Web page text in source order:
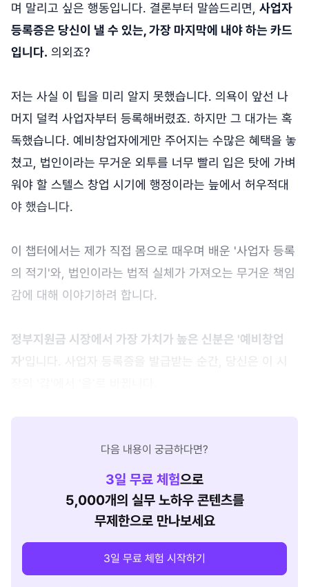
며 말리고 싶은 행동입니다. 결론부터 말씀드리면, 사업자
등록증은 당신이 낼 수 있는, 가장 마지막에 내야 하는 카드
입니다. 의외죠?
저는 사실 이 팁을 미리 알지 못했습니다. 의욕이 앞선 나
머지 덜컥 사업자부터 등록해버렸죠. 하지만 그 대가는 혹
독했습니다. 예비창업자에게만 주어지는 수많은 혜택을 놓
쳤고, 법인이라는 무거운 외투를 너무 빨리 입은 탓에 가벼
워야 할 스텔스 창업 시기에 행정이라는 늪에서 허우적대
야 했습니다.
이 챕터에서는 제가 직접 몸으로 때우며 배운 '사업자 등록
의 적기'와, 법인이라는 법적 실체가 가져오는 무거운 책임
감에 대해 이야기하려 합니다.
정부지원금 시장에서 가장 가치가 높은 신분은 '예비창업
자'입니다. 사업자 등록증을 발급받는 순간, 당신은 이 시
다음 내용이 궁금하다면?
3일 무료 체험으로
5,000개의 실무 노하우 콘텐츠를
무제한으로 만나보세요
3일 무료 체험 시작하기